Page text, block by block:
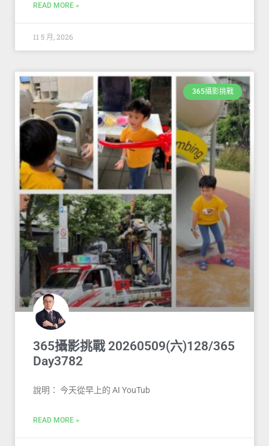
READ MORE »
11 5 月, 2026
365攝影挑戰
365攝影挑戰 20260509(六)128/365
Day3782
說明： 今天從早上的 AI YouTub
READ MORE »